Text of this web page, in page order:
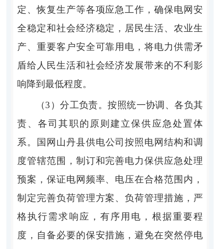
定、恢复生产等各项应急工作 ，确保电网安
全稳定和社会经济稳定，居民生活、农业生
产、重要客户安全可靠用电，将电力供需矛
盾给人民生活和社会经济发展带来的不利影
响降到最低程度。
（3 ）分工负责。按照统一协调、各负其
责、各司其职的原则建立保供应急处置体
系。
国网山丹县供电公司按照电网结构和调
度管辖范围，制订和完善电力保供应急处理
预案，保证电网频率、电压在合格范围内 ，
制定完善负荷管理方案、负荷管理措施，严
格执行需求响应，有序用电，根据重要程
度，自备必要的保安措施，避免在突然停电